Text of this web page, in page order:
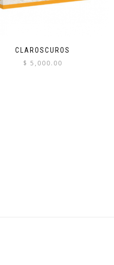
CLAROSCUROS
$ 5,000.00